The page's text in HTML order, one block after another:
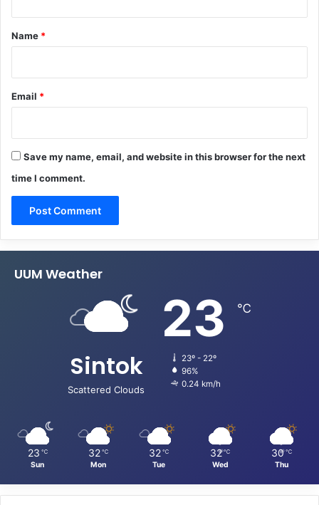
*
Name *
Email *
Save my name, email, and website in this browser for the next
time I comment.
UUM Weather
Sintok
Scattered Clouds
23 ℃
23º - 22º
96%
0.24 km/h
23 ℃
Sun
32 ℃
Mon
32 ℃
Tue
32 ℃
Wed
30 ℃
Thu